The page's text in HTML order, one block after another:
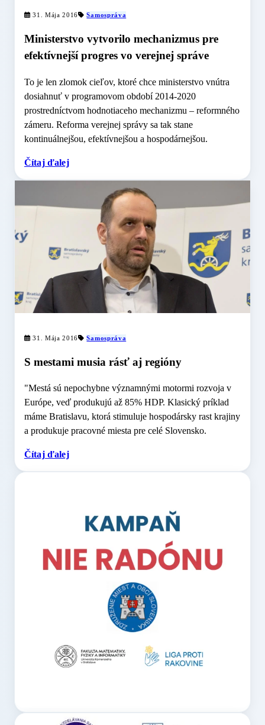
31. Mája 2016 Samospráva
Ministerstvo vytvorilo mechanizmus pre
efektívnejší progres vo verejnej správe
To je len zlomok cieľov, ktoré chce ministerstvo vnútra
dosiahnuť v programovom období 2014-2020
prostredníctvom hodnotiaceho mechanizmu – reformného
zámeru. Reforma verejnej správy sa tak stane
kontinuálnejšou, efektívnejšou a hospodárnejšou.
Čítaj ďalej
31. Mája 2016 Samospráva
S mestami musia rásť aj regióny
"Mestá sú nepochybne významnými motormi rozvoja v
Európe, veď produkujú až 85% HDP. Klasický príklad
máme Bratislavu, ktorá stimuluje hospodársky rast krajiny
a produkuje pracovné miesta pre celé Slovensko.
Čítaj ďalej